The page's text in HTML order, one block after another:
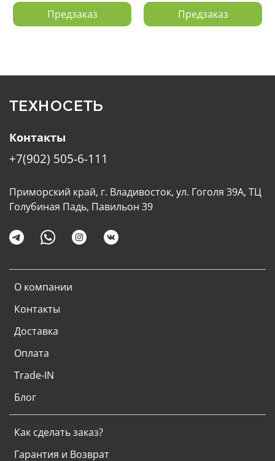
Предзаказ Предзаказ
ТЕХНОСЕТЬ
О компании
Контакты
Доставка
Оплата
Trade-IN
Блог
Как сделать заказ?
Гарантия и Возврат
Контакты
+7(902) 505-6-111
Приморский край, г. Владивосток, ул. Гоголя 39А, ТЦ
Голубиная Падь, Павильон 39